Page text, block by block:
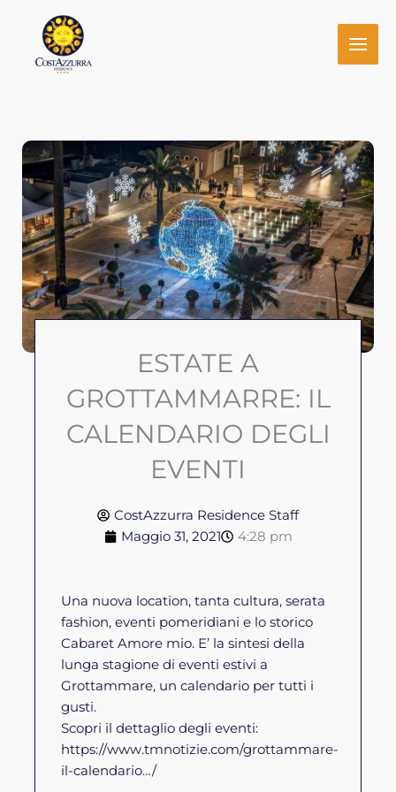
contenuto
ESTATE A
GROTTAMMARRE: IL
CALENDARIO DEGLI
EVENTI
CostAzzurra Residence Staff
Maggio 31, 2021
4:28 pm
Una nuova location, tanta cultura, serata
fashion, eventi pomeridiani e lo storico
Cabaret Amore mio. E’ la sintesi della
lunga stagione di eventi estivi a
Grottammare, un calendario per tutti i
gusti.
Scopri il dettaglio degli eventi:
https://www.tmnotizie.com/grottammare-
il-calendario…/